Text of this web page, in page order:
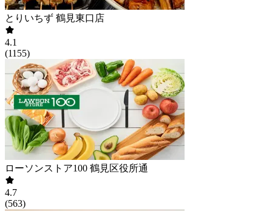
とりいちず 鶴見東口店
4.1
(1155)
ローソンストア100 鶴見区役所通
4.7
(563)